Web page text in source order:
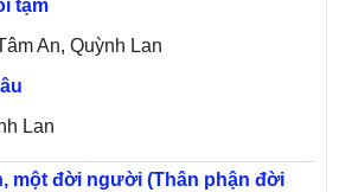
tạm
An, Quỳnh Lan
Lan
một đời người (Thân phận đời